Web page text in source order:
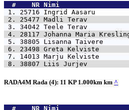
  #    NR
Nimi
1. 25716 Ingrid Aasaru
2. 25477 Madli Terav
3. 34042 Teele Terav
4. 28117 Johanna Maria
5. 38805 Lisanna Taivere
6. 23498 Greta Kelviste
7. 14013 Marju Kelviste
8. 38807 Liis Jurjev
RADA4M Rada (4): 11 KP 1.000km km ^
  #    NR
Nimi